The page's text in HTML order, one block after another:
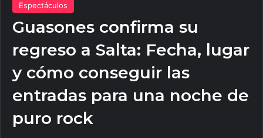
Espectáculos
Guasones confirma su
regreso a Salta: Fecha, lugar
y cómo conseguir las
entradas para una noche de
puro rock